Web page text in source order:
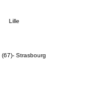
Lille
(67)- Strasbourg